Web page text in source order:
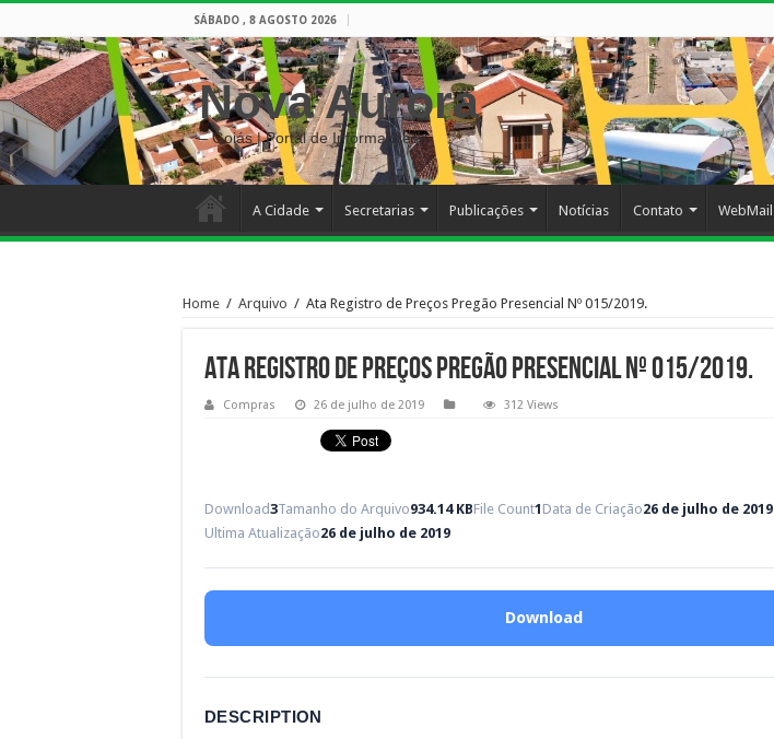
SÁBADO , 8 AGOSTO 2026
Nova Aurora
– Goiás | Portal de Informações
A Cidade Secretarias Publicações Notícias Contato WebMail
Home / Arquivo / Ata Registro de Preços Pregão Presencial Nº 015/2019.
Ata Registro de Preços Pregão Presencial Nº 015/2019.
Compras 26 de julho de 2019 312 Views
Download3Tamanho do Arquivo934.14 KBFile Count1 Data de Criação26 de julho de 2019
Ultima Atualização26 de julho de 2019
Download
DESCRIPTION